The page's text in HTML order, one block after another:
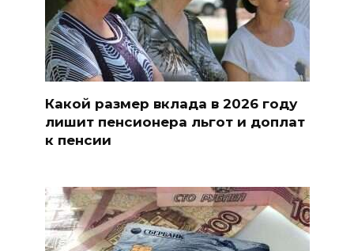
Какой размер вклада в 2026 году
лишит пенсионера льгот и доплат
к пенсии